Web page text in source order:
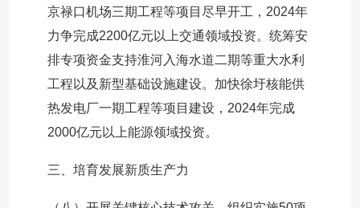
京禄口机场三期工程等项目尽早开工，2024年
力争完成2200亿元以上交通领域投资。统筹安
排专项资金支持淮河入海水道二期等重大水利
工程以及新型基础设施建设。加快徐圩核能供
热发电厂一期工程等项目建设，2024年完成
2000亿元以上能源领域投资。
三、培育发展新质生产力